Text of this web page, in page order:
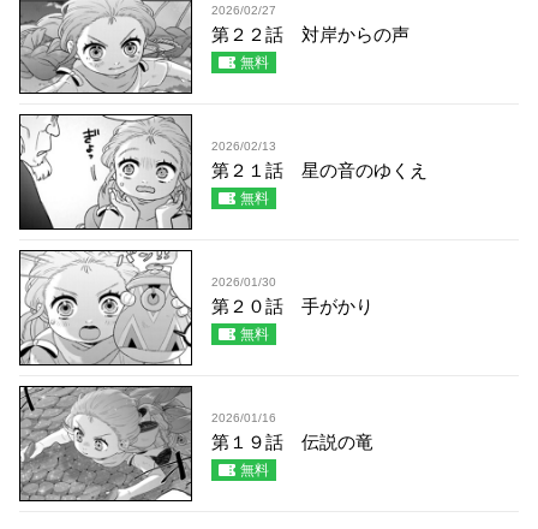
2026/02/27
第２２話 対岸からの声
無料
2026/02/13
第２１話 星の音のゆくえ
無料
2026/01/30
第２０話 手がかり
無料
2026/01/16
第１９話 伝説の竜
無料